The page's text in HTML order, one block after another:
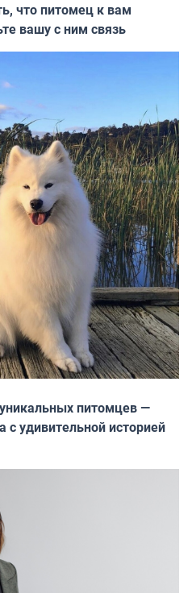
что питомец к вам
вашу с ним связь
питомцев —
удивительной историей